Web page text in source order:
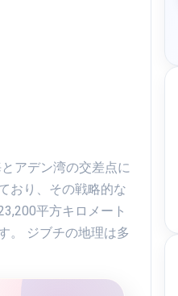
アデン湾の交差点に
おり、その戦略的な
平方キロメート
。 ジブチの地理は多